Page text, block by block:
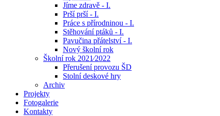
Jíme zdravě - I.
Prší prší - I.
Práce s přírodninou - I.
Stěhování ptáků - I.
Pavučina přátelství - I.
Nový školní rok
Školní rok 2021⁄2022
Přerušení provozu ŠD
Stolní deskové hry
Archiv
Projekty
Fotogalerie
Kontakty